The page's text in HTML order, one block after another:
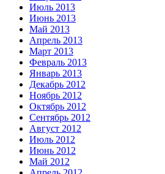
Июль 2013
Июнь 2013
Май 2013
Апрель 2013
Март 2013
Февраль 2013
Январь 2013
Декабрь 2012
Ноябрь 2012
Октябрь 2012
Сентябрь 2012
Август 2012
Июль 2012
Июнь 2012
Май 2012